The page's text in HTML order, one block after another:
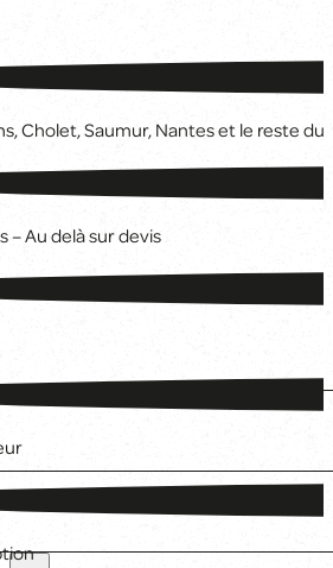
Cholet, Saumur, Nantes et le reste
– Au delà sur devis